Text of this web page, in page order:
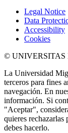
Legal Notice
Data
Accessibility
Cookies
© UNIVERSITAS
La Universidad
terceros para fines
navegación. En
información. Si
"Aceptar",
quieres
debes hacerlo.